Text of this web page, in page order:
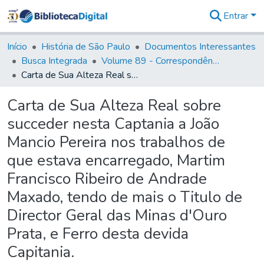
&
Coleções
Tudo na
Biblioteca
Estatísticas
Entrar
Início História de São Paulo
Documentos Interessantes
Busca Integrada
Volume 89 - Correspondência do então Governador e Capitão General de São Paulo, Antonio Manoel de Mello Castro (1797-1802)
Carta de Sua Alteza Real sobre succeder nesta Captania a João Mancio Pereira nos trabalhos de que estava encarregado, Martim Francisco Ribeiro de Andrade Maxado, tendo de mais o Titulo de Director Geral das Minas d'Ouro Prata, e Ferro desta devida Capitania.
Carta de Sua Alteza Real sobre
succeder nesta Captania a João
Mancio Pereira nos trabalhos de
que estava encarregado, Martim
Francisco Ribeiro de Andrade
Maxado, tendo de mais o Titulo de
Director Geral das Minas d'Ouro
Prata, e Ferro desta devida
Capitania.